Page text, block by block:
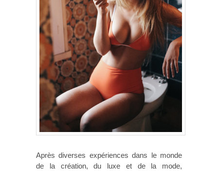
Après diverses expériences dans le monde
de la création, du luxe et de la mode,